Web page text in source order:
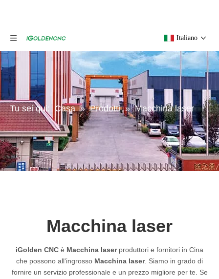
Italiano
Tu sei qui: Casa » Prodotti » Macchina laser
Macchina laser
iGolden CNC è Macchina laserproduttori e fornitori in Cina
che possono all'ingrosso Macchina laser. Siamo in grado di
fornire un servizio professionale e un prezzo migliore per te. Se